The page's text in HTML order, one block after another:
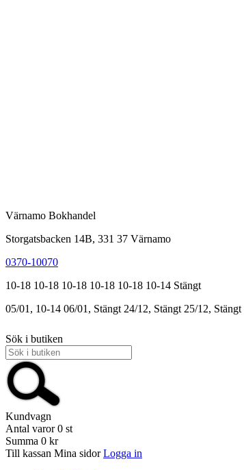
Värnamo Bokhandel
Storgatsbacken 14B, 331 37 Värnamo
0370-10070
10-18 10-18 10-18 10-18 10-18 10-14 Stängt
05/01, 10-14 06/01, Stängt 24/12, Stängt 25/12, Stängt
Sök i butiken
Kundvagn
Antal varor 0 st
Summa 0 kr
Till kassan Mina sidor Logga in